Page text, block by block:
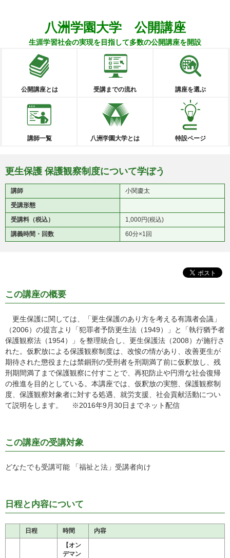
八洲学園大学 公開講座
生涯学習社会の実現を目指して多数の公開講座を開設
公開講座とは 受講までの流れ 講座を選ぶ
講師一覧 八洲学園大学とは 特設ページ
更生保護 保護観察制度について学ぼう
講師
小関慶太
受講形態
受講料（税込）
1,000円(税込)
講義時間・回数
60分×1回
この講座の概要
更生保護に関しては、「更生保護のあり方を考える有識者会議」
（2006）の提言より「犯罪者予防更生法（1949）」と「執行猶予者
保護観察法（1954）」を整理統合し、更生保護法（2008）が施行さ
れた。仮釈放による保護観察制度は、改悛の情があり、改善更生が
期待された懲役または禁錮刑の受刑者を刑期満了前に仮釈放し、残
刑期間満了まで保護観察に付すことで、再犯防止や円滑な社会復帰
の推進を目的としている。本講座では、仮釈放の実態、保護観察制
度、保護観察対象者に対する処遇、就労支援、社会貢献活動につい
て説明をします。 ※2016年9月30日までネット配信
この講座の受講対象
どなたでも受講可能 「福祉と法」受講者向け
日程と内容について
日程 時間 内容
【オン
デマン